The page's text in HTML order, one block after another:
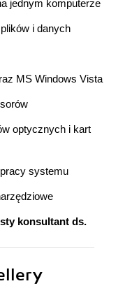
jednym komputerze
i danych
MS Windows Vista
optycznych i kart
systemu
konsultant ds.